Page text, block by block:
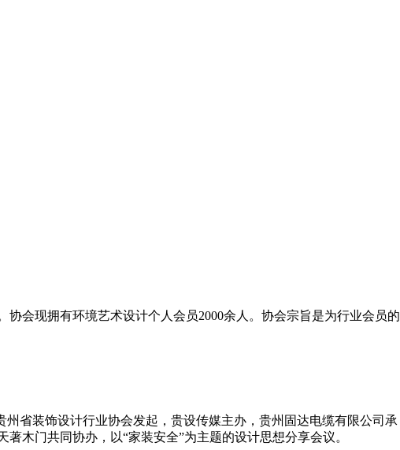
会现拥有环境艺术设计个人会员2000余人。协会宗旨是为行业会员的
省装饰设计行业协会发起，贵设传媒主办，贵州固达电缆有限公司承
木门共同协办，以“家装安全”为主题的设计思想分享会议。